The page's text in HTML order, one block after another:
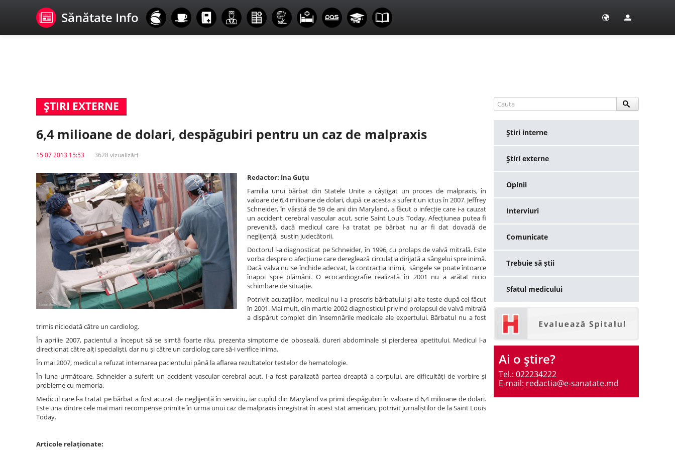
Sănătate Info
ŞTIRI EXTERNE
6,4 milioane de dolari, despăgubiri pentru un caz de malpraxis
15 07 2013 15:53 3628 vizualizări
Redactor: Ina Guțu
Familia unui bărbat din Statele Unite a câștigat un proces de malpraxis, în
valoare de 6,4 milioane de dolari, după ce acesta a suferit un ictus în 2007. Jeffrey
Schneider, în vârstă de 59 de ani din Maryland, a făcut o infecție care i-a cauzat
un accident cerebral vascular acut, scrie Saint Louis Today. Afecțiunea putea fi
prevenită, dacă medicul care l-a tratat pe bărbat nu ar fi dat dovadă de
neglijență, susțin judecătorii.
Doctorul l-a diagnosticat pe Schneider, în 1996, cu prolaps de valvă mitrală. Este
vorba despre o afecțiune care dereglează circulația dirijată a sângelui spre inimă.
Dacă valva nu se închide adecvat, la contracția inimii, sângele se poate întoarce
înapoi spre plămâni. O ecocardiografie realizată în 2001 nu a arătat nicio
schimbare de situație.
Potrivit acuzațiilor, medicul nu i-a prescris bărbatului și alte teste după cel făcut
în 2001. Mai mult, din martie 2002 diagnosticul privind prolapsul de valvă mitrală
a dispărut complet din însemnările medicale ale expertului. Bărbatul nu a fost
trimis niciodată către un cardiolog.
În aprilie 2007, pacientul a început să se simtă foarte rău, prezenta simptome de oboseală, dureri abdominale și pierderea apetitului. Medicul l-a
direcționat către alți specialiști, dar nu și către un cardiolog care să-i verifice inima.
În mai 2007, medicul a refuzat internarea pacientului până la aflarea rezultatelor testelor de hematologie.
În luna următoare, Schneider a suferit un accident vascular cerebral acut. I-a fost paralizată partea dreaptă a corpului, are dificultăți de vorbire și
probleme cu memoria.
Medicul care l-a tratat pe bărbat a fost acuzat de neglijență în serviciu, iar cuplul din Maryland va primi despăgubiri în valoare d 6,4 milioane de dolari.
Este una dintre cele mai mari recompense primite în urma unui caz de malpraxis înregistrat în acest stat american, potrivit jurnaliștilor de la Saint Louis
Today.
Articole relaționate:
Ştiri interne
Ştiri externe
Opinii
Interviuri
Comunicate
Trebuie să știi
Sfatul medicului
Ai o ştire?
Tel.: 022234222
E-mail: redactia@e-sanatate.md